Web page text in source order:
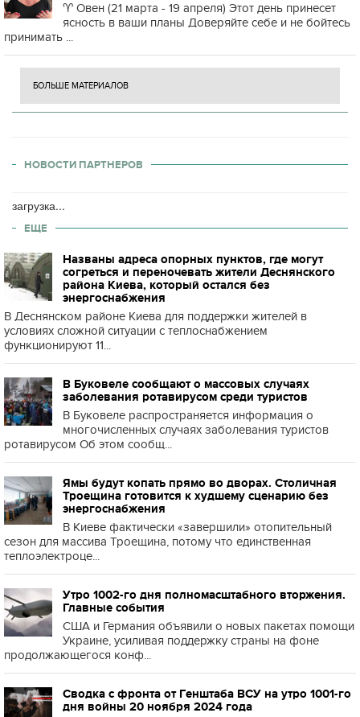
♈️ Овен (21 марта - 19 апреля) Этот день принесет
ясность в ваши планы Доверяйте себе и не бойтесь
принимать ...
БОЛЬШЕ МАТЕРИАЛОВ
НОВОСТИ ПАРТНЕРОВ
загрузка...
ЕЩЕ
Названы адреса опорных пунктов, где могут
согреться и переночевать жители Деснянского
района Киева, который остался без
энергоснабжения
В Деснянском районе Киева для поддержки жителей в
условиях сложной ситуации с теплоснабжением
функционируют 11...
В Буковеле сообщают о массовых случаях
заболевания ротавирусом среди туристов
В Буковеле распространяется информация о
многочисленных случаях заболевания туристов
ротавирусом Об этом сообщ...
Ямы будут копать прямо во дворах. Столичная
Троещина готовится к худшему сценарию без
энергоснабжения
В Киеве фактически «завершили» отопительный
сезон для массива Троещина, потому что единственная
теплоэлектроце...
Утро 1002-го дня полномасштабного вторжения.
Главные события
США и Германия объявили о новых пакетах помощи
Украине, усиливая поддержку страны на фоне
продолжающегося конф...
Сводка с фронта от Генштаба ВСУ на утро 1001-го
дня войны 20 ноября 2024 года